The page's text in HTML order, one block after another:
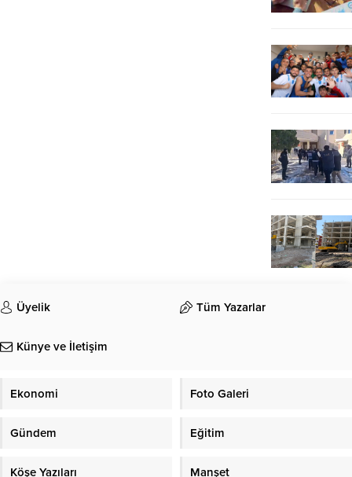
Üyelik Tüm Yazarlar
Künye ve İletişim
Ekonomi Foto Galeri
Gündem Eğitim
Köşe Yazıları Manşet